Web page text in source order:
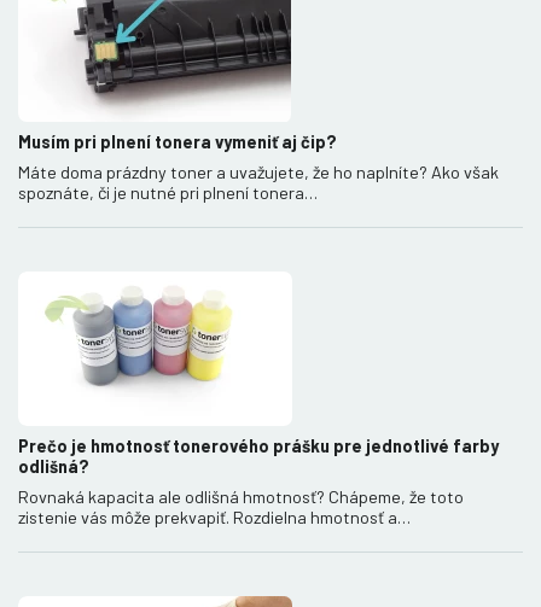
Musím pri plnení tonera vymeniť aj čip?
Máte doma prázdny toner a uvažujete, že ho naplníte? Ako však
spoznáte, či je nutné pri plnení tonera…
Prečo je hmotnosť tonerového prášku pre jednotlivé farby
odlišná?
Rovnaká kapacita ale odlišná hmotnosť? Chápeme, že toto
zistenie vás môže prekvapiť. Rozdielna hmotnosť a…